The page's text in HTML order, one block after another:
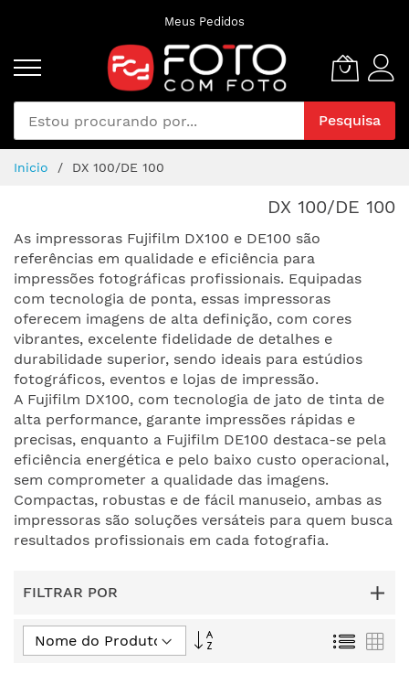
conteúdo
Meus Pedidos
Pesquisa
Inicio DX 100/DE 100
DX 100/DE 100
As impressoras Fujifilm DX100 e DE100 são
referências em qualidade e eficiência para
impressões fotográficas profissionais. Equipadas
com tecnologia de ponta, essas impressoras
oferecem imagens de alta definição, com cores
vibrantes, excelente fidelidade de detalhes e
durabilidade superior, sendo ideais para estúdios
fotográficos, eventos e lojas de impressão.
A Fujifilm DX100, com tecnologia de jato de tinta de
alta performance, garante impressões rápidas e
precisas, enquanto a Fujifilm DE100 destaca-se pela
eficiência energética e pelo baixo custo operacional,
sem comprometer a qualidade das imagens.
Compactas, robustas e de fácil manuseio, ambas as
impressoras são soluções versáteis para quem busca
resultados profissionais em cada fotografia.
FILTRAR POR
Ordem
Lista